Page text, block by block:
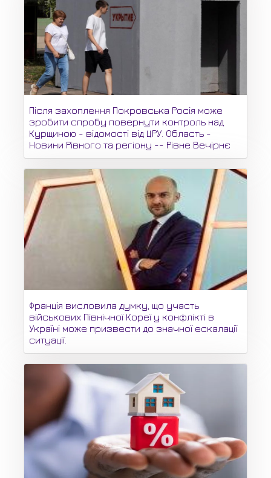
Після захоплення Покровська Росія може
зробити спробу повернути контроль над
Курщиною - відомості від ЦРУ. Область -
Новини Рівного та регіону -- Рівне Вечірнє
Франція висловила думку, що участь
військових Північної Кореї у конфлікті в
Україні може призвести до значної ескалації
ситуації.